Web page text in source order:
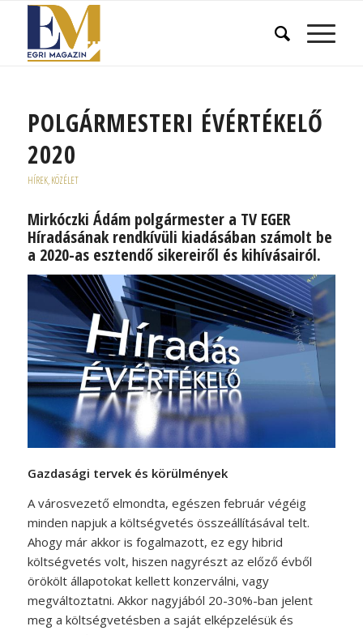
POLGÁRMESTERI ÉVÉRTÉKELŐ
2020
HÍREK,KÖZÉLET
Mirkóczki Ádám polgármester a TV EGER
Híradásának rendkívüli kiadásában számolt be
a 2020-as esztendő sikereiről és kihívásairól.
Gazdasági tervek és körülmények
A városvezető elmondta, egészen február végéig
minden napjuk a költségvetés összeállításával telt.
Ahogy már akkor is fogalmazott, ez egy hibrid
költségvetés volt, hiszen nagyrészt az előző évből
örökölt állapotokat kellett konzerválni, vagy
megváltoztatni. Akkor nagyjából 20-30%-ban jelent
meg a költségvetésben a saját elképzelésük és